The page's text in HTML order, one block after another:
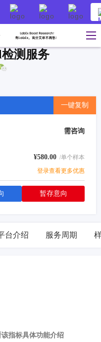
测服务
一键复制
需咨询
¥580.00 /单个样本
登录查看更多优惠
暂存意向
台介绍 服务周期
指标具体功能介绍